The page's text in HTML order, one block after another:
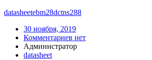
datasheetebm28dctns288
30 ноября, 2019
Комментариев нет
Администратор
datasheet